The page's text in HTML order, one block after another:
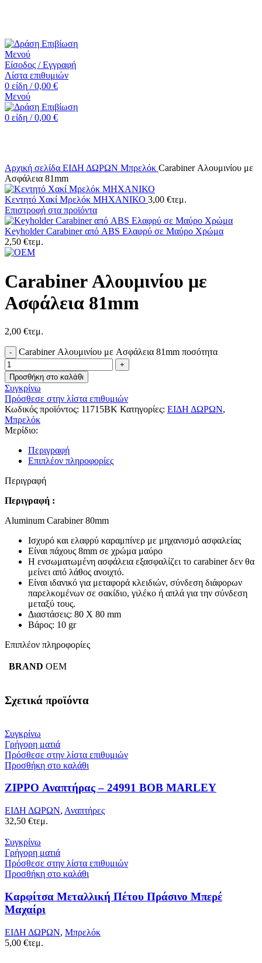
Μενού
Είσοδος / Εγγραφή
Λίστα επιθυμιών
0 είδη / 0,00 €
Μενού
0 είδη / 0,00 €
Αρχική σελίδα ΕΙΔΗ ΔΩΡΩΝ Μπρελόκ Carabiner Αλουμινίου με
Aσφάλεια 81mm
Κεντητό Χακί Μρελόκ ΜΗΧΑΝΙΚΟ 3,00 €τεμ.
Επιστροφή στα προϊόντα
Keyholder Carabiner από ABS Ελαφρύ σε Μαύρο Χρώμα
2,50 €τεμ.
Carabiner Αλουμινίου με
Aσφάλεια 81mm
2,00 €τεμ.
Carabiner Αλουμινίου με Aσφάλεια 81mm ποσότητα
Προσθήκη στο καλάθι
Συγκρίνω
Πρόσθεσε στην λίστα επιθυμιών
Κωδικός προϊόντος: 11715ΒΚ Κατηγορίες: ΕΙΔΗ ΔΩΡΩΝ,
Μπρελόκ
Μερίδιο:
Περιγραφή
Επιπλέον πληροφορίες
Περιγραφή
Περιγραφή :
Aluminum Carabiner 80mm
Ισχυρό και ελαφρύ καραμπίνερ με μηχανισμό ασφαλείας
Είναι πάχους 8mm σε χρώμα μαύρο
Η ενσωματωμένη ασφάλεια εξασφαλίζει το carabiner δεν θα
μείνει από λάθος ανοιχτό.
Είναι ιδανικό για μεταφορά κλειδιών, σύνδεση διάφορων
παρελκομένων σε σακίδιο, γιλέκο ή απλά για την σύνδεση
μεταξύ τους.
Διαστάσεις: 80 Χ 80 mm
Βάρος: 10 gr
Επιπλέον πληροφορίες
BRAND ΟΕΜ
Σχετικά προϊόντα
Συγκρίνω
Γρήγορη ματιά
Πρόσθεσε στην λίστα επιθυμιών
Προσθήκη στο καλάθι
ZIPPO Αναπτήρας – 24991 BOB MARLEY
ΕΙΔΗ ΔΩΡΩΝ, Αναπτήρες
32,50 €τεμ.
Συγκρίνω
Γρήγορη ματιά
Πρόσθεσε στην λίστα επιθυμιών
Προσθήκη στο καλάθι
Καρφίτσα Μεταλλική Πέτου Πράσινο Μπερέ
Μαχαίρι
ΕΙΔΗ ΔΩΡΩΝ, Μπρελόκ
5,00 €τεμ.